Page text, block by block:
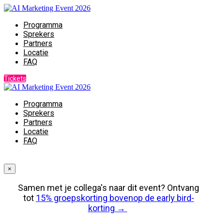
Programma
Sprekers
Partners
Locatie
FAQ
Tickets
Programma
Sprekers
Partners
Locatie
FAQ
×
Samen met je collega's naar dit event? Ontvang
tot 15% groepskorting bovenop de early bird-
korting →